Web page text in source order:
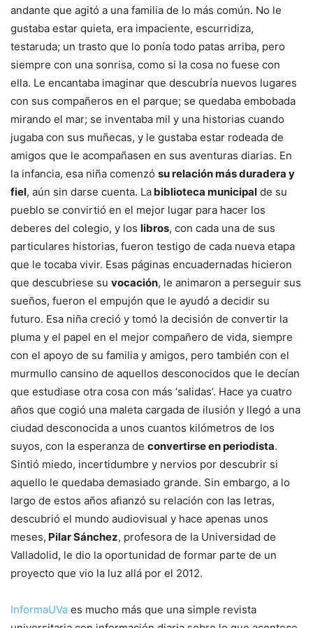
andante que agitó a una familia de lo más común. No le
gustaba estar quieta, era impaciente, escurridiza,
testaruda; un trasto que lo ponía todo patas arriba, pero
siempre con una sonrisa, como si la cosa no fuese con
ella. Le encantaba imaginar que descubría nuevos lugares
con sus compañeros en el parque; se quedaba embobada
mirando el mar; se inventaba mil y una historias cuando
jugaba con sus muñecas, y le gustaba estar rodeada de
amigos que le acompañasen en sus aventuras diarias. En
la infancia, esa niña comenzó su relación más duradera y
fiel, aún sin darse cuenta. La biblioteca municipal de su
pueblo se convirtió en el mejor lugar para hacer los
deberes del colegio, y los libros, con cada una de sus
particulares historias, fueron testigo de cada nueva etapa
que le tocaba vivir. Esas páginas encuadernadas hicieron
que descubriese su vocación, le animaron a perseguir sus
sueños, fueron el empujón que le ayudó a decidir su
futuro. Esa niña creció y tomó la decisión de convertir la
pluma y el papel en el mejor compañero de vida, siempre
con el apoyo de su familia y amigos, pero también con el
murmullo cansino de aquellos desconocidos que le decían
que estudiase otra cosa con más ‘salidas’. Hace ya cuatro
años que cogió una maleta cargada de ilusión y llegó a una
ciudad desconocida a unos cuantos kilómetros de los
suyos, con la esperanza de convertirse en periodista.
Sintió miedo, incertidumbre y nervios por descubrir si
aquello le quedaba demasiado grande. Sin embargo, a lo
largo de estos años afianzó su relación con las letras,
descubrió el mundo audiovisual y hace apenas unos
meses, Pilar Sánchez, profesora de la Universidad de
Valladolid, le dio la oportunidad de formar parte de un
proyecto que vio la luz allá por el 2012.
InformaUVa es mucho más que una simple revista